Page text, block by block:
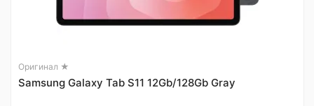
Оригинал ★
Samsung Galaxy Tab S11 12Gb/128Gb Gray